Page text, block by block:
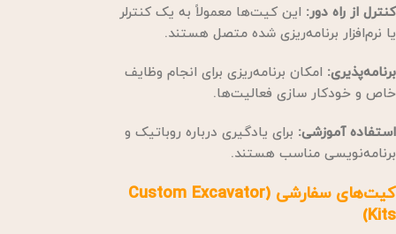
کنترل از راه دور: این کیت‌ها معمولاً به یک کنترلر
یا نرم‌افزار برنامه‌ریزی شده متصل هستند.
برنامه‌پذیری: امکان برنامه‌ریزی برای انجام وظایف
خاص و خودکار سازی فعالیت‌ها.
استفاده آموزشی: برای یادگیری درباره روباتیک و
برنامه‌نویسی مناسب هستند.
کیت‌های سفارشی (Custom Excavator
Kits)